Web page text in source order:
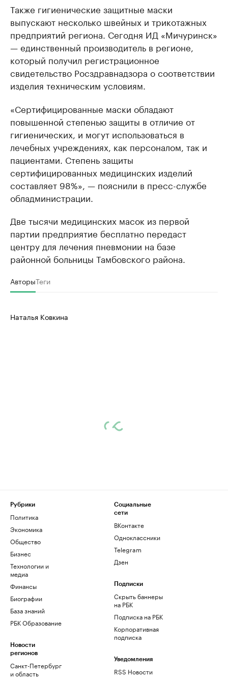
Также гигиенические защитные маски
выпускают несколько швейных и трикотажных
предприятий региона. Сегодня ИД «Мичуринск»
— единственный производитель в регионе,
который получил регистрационное
свидетельство Росздравнадзора о соответствии
изделия техническим условиям.
«Сертифицированные маски обладают
повышенной степенью защиты в отличие от
гигиенических, и могут использоваться в
лечебных учреждениях, как персоналом, так и
пациентами. Степень защиты
сертифицированных медицинских изделий
составляет 98%», — пояснили в пресс-службе
обладминистрации.
Две тысячи медицинских масок из первой
партии предприятие бесплатно передаст
центру для лечения пневмонии на базе
районной больницы Тамбовского района.
АвторыТеги
Наталья Ковкина
Рубрики
Политика
Экономика
Общество
Бизнес
Технологии и
медиа
Финансы
Биографии
База знаний
РБК Образование
Новости
регионов
Санкт-Петербург
и область
Социальные
сети
ВКонтакте
Одноклассники
Telegram
Дзен
Подписки
Скрыть баннеры
на РБК
Подписка на РБК
Корпоративная
подписка
Уведомления
RSS Новости